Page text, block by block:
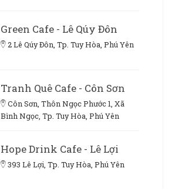
Green Cafe - Lê Qúy Đôn
2 Lê Qúy Đôn, Tp. Tuy Hòa, Phú Yên
Tranh Quê Cafe - Côn Sơn
Côn Sơn, Thôn Ngọc Phước 1, Xã
Bình Ngọc, Tp. Tuy Hòa, Phú Yên
Hope Drink Cafe - Lê Lợi
393 Lê Lợi, Tp. Tuy Hòa, Phú Yên